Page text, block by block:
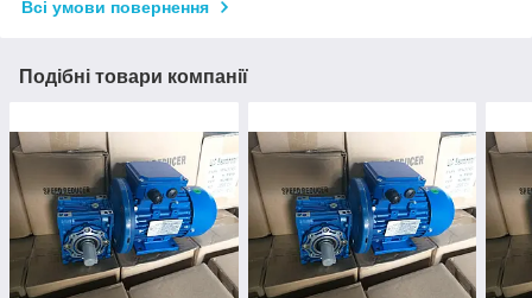
Всі умови повернення
Подібні товари компанії